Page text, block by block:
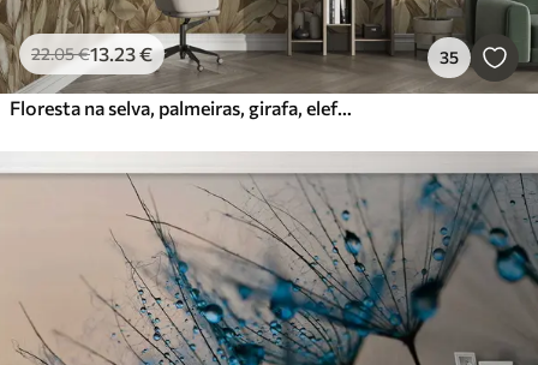
22.05€13.23€ 35
Floresta na selva, palmeiras, girafa, elefante, zebra, aguarela, cor bege, bananeira, flores